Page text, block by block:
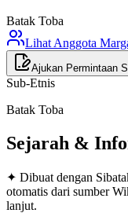
Batak Toba
Lihat Anggota
Ajukan Permintaan
Sub-Etnis
Batak Toba
Sejarah &
✦ Dibuat dengan
otomatis dari sumber
lanjut.